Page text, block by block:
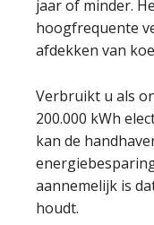
jaar of minder.
hoogfrequente
afdekken van
Verbruikt u als
200.000 kWh
kan de
aannemelijk is
houdt.